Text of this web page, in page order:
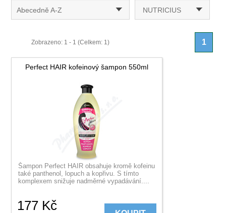
Abecedně A-Z NUTRICIUS
Zobrazeno: 1 - 1 (Celkem: 1) 1
Perfect HAIR kofeinový šampon 550ml
Šampon Perfect HAIR obsahuje kromě kofeinu
také panthenol, lopuch a kopřivu. S tímto
komplexem snižuje nadměrné vypadávání....
177 Kč